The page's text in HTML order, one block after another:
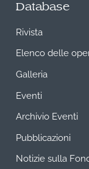
Database
Rivista
Elenco delle
Galleria
Eventi
Archivio Eventi
Pubblicazioni
Notizie sulla